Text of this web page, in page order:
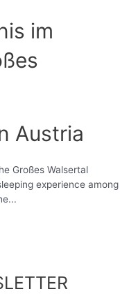
im
Austria
Großes Walsertal
experience among